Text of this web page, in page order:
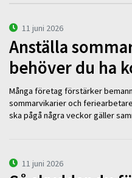
11 juni 2026
Anställa
behöver du ha
Många företag förstärker
sommarvikarier och
ska pågå några veckor gäller
11 juni 2026